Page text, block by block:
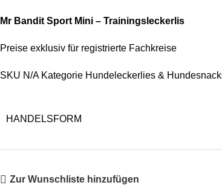
Mr Bandit Sport Mini – Trainingsleckerlis
Preise exklusiv für registrierte Fachkreise
SKU N/A Kategorie Hundeleckerlies &
HANDELSFORM
Zur Wunschliste hinzufügen